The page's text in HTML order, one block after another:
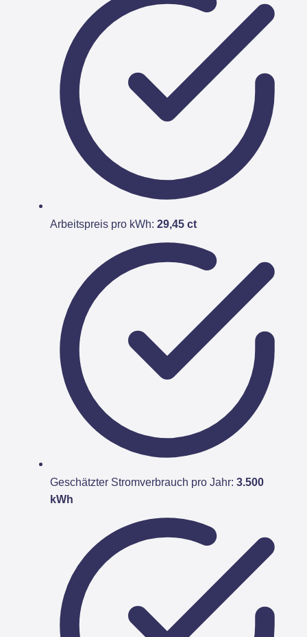
Arbeitspreis pro kWh: 29,45 ct
Geschätzter Stromverbrauch pro Jahr: 3.500
kWh